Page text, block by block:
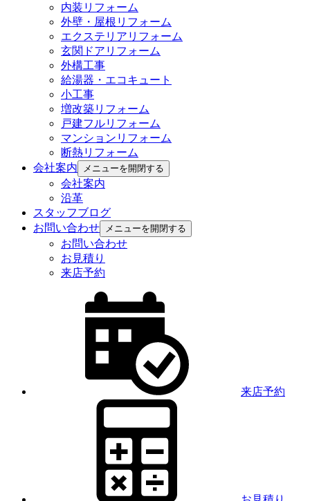
内装リフォーム
外壁・屋根リフォーム
エクステリアリフォーム
玄関ドアリフォーム
外構工事
給湯器・エコキュート
小工事
増改築リフォーム
戸建フルリフォーム
マンションリフォーム
断熱リフォーム
会社案内
メニューを開閉する
会社案内
沿革
スタッフブログ
お問い合わせ
メニューを開閉する
お問い合わせ
お見積り
来店予約
来店予約